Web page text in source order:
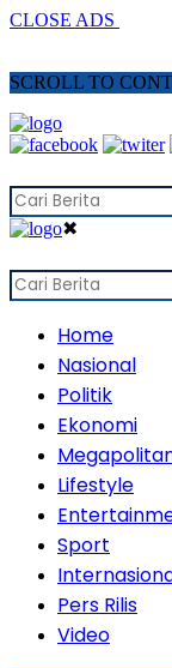
CLOSE ADS
SCROLL TO
✖
Home
Nasional
Politik
Ekonomi
Lifestyle
Sport
Pers Rilis
Video